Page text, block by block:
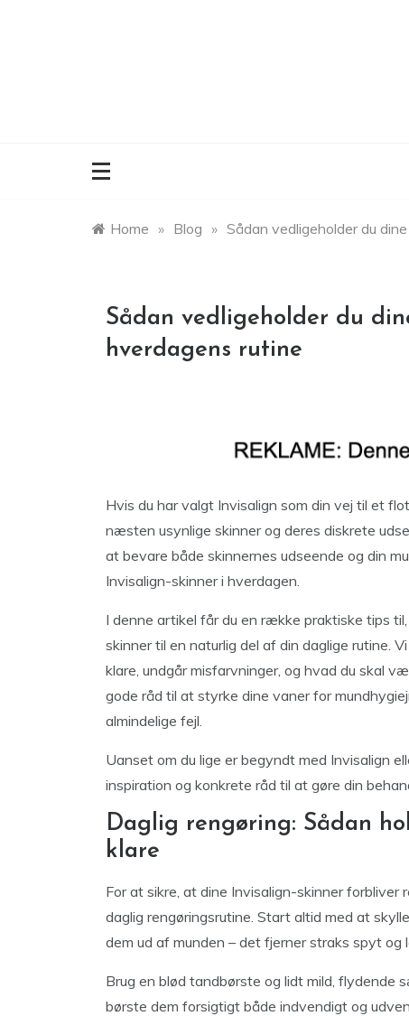
Home » Blog » Sådan vedligeholder du
Sådan vedligeholder du
hverdagens rutine
Hvis du har valgt Invisalign som din vej til et
næsten usynlige skinner og deres diskrete
at bevare både skinnernes udseende og din
Invisalign-skinner i hverdagen.
I denne artikel får du en række praktiske tips
skinner til en naturlig del af din daglige rutine.
klare, undgår misfarvninger, og hvad du skal
gode råd til at styrke dine vaner for
almindelige fejl.
Uanset om du lige er begyndt med Invisalign
inspiration og konkrete råd til at gøre din
Daglig rengøring: Sådan
klare
For at sikre, at dine Invisalign-skinner
daglig rengøringsrutine. Start altid med at
dem ud af munden – det fjerner straks spyt og
Brug en blød tandbørste og lidt mild, flydende
børste dem forsigtigt både indvendigt og